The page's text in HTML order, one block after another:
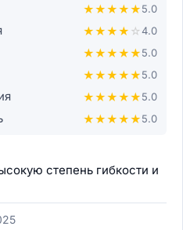
★★★★★5.0
★★★★ ☆4.0
★★★★★5.0
★★★★★5.0
★★★★★5.0
★★★★★5.0
степень гибкости и